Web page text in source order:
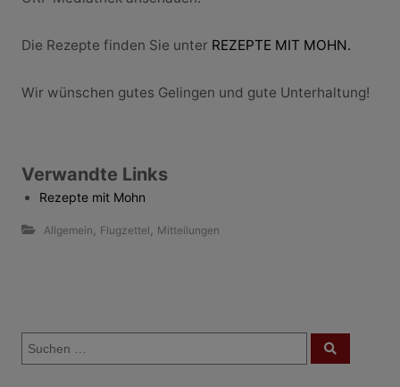
Die Rezepte finden Sie unter REZEPTE MIT MOHN.
Wir wünschen gutes Gelingen und gute Unterhaltung!
Verwandte Links
Rezepte mit Mohn
Allgemein, Flugzettel, Mitteilungen
e
S
u
S